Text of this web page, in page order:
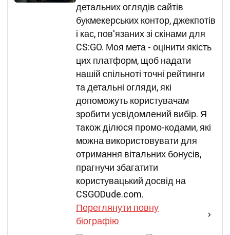
детальних оглядів сайтів
букмекерських контор, джекпотів
і кас, пов'язаних зі скінами для
CS:GO. Моя мета - оцінити якість
цих платформ, щоб надати
нашій спільноті точні рейтинги
та детальні огляди, які
допоможуть користувачам
зробити усвідомлений вибір. Я
також ділюся промо-кодами, які
можна використовувати для
отримання вітальних бонусів,
прагнучи збагатити
користувацький досвід на
CSGODude.com.
Переглянути повну
біографію